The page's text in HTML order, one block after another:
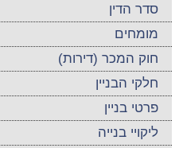
סדר הדין
מומחים
חוק המכר (דירות)
חלקי הבניין
פרטי בניין
ליקויי בנייה